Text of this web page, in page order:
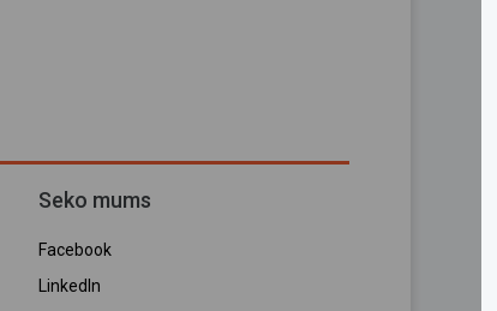
Seko mums
Facebook
LinkedIn